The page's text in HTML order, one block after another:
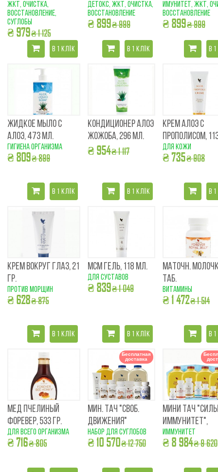
ЖКТ, очистка,
восстановление,
суглобы
₴ 979₴ 1 125
В 1 КЛІК
детокс, ЖКТ, очистка,
восстановление
₴ 899₴ 999
В 1 КЛІК
имунитет, ЖКТ,
восстановление
₴ 899₴ 999
В
ЖИДКОЕ МЫЛО С
АЛОЭ, 473 МЛ.
гигиена организма
₴ 809₴ 899
В 1 КЛІК
КОНДИЦИОНЕР АЛОЭ
ЖОЖОБА, 296 МЛ.
₴ 954₴ 1 117
В 1 КЛІК
КРЕМ АЛОЭ С
ПРОПОЛИСОМ,
для кожи
₴ 735₴ 908
В
КРЕМ ВОКРУГ ГЛАЗ, 21
ГР.
против морщин
₴ 628₴ 875
В 1 КЛІК
МCM ГЕЛЬ, 118 МЛ.
для суставов
₴ 839₴ 1 049
В 1 КЛІК
МАТОЧН.
ТАБ.
витамины
₴ 1 472₴ 1 514
В
МЕД ПЧЕЛИНЫЙ
ФОРЕВЕР, 533 ГР.
для всего организма
₴ 716₴ 805
Бесплатная
доставка
МИН. ТАЧ "СВОБ.
ДВИЖЕНИЯ"
набор для суглобов
₴ 10 570₴ 12 750
МИНИ ТАЧ
ИММУНИТЕТ",
иммунитет
₴ 8 984₴ 9 620